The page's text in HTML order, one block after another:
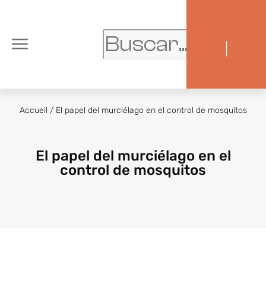
Accueil / El papel del murciélago en el control de mosquitos
El papel del murciélago en el
control de mosquitos